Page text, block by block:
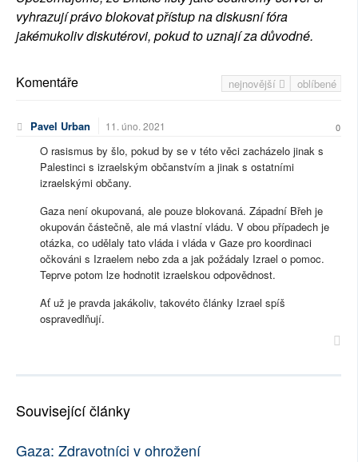
vyhrazují právo blokovat přístup na diskusní fóra
jakémukoliv diskutérovi, pokud to uznají za důvodné.
nejnovější oblíbené
Komentáře
Pavel Urban 11. úno. 2021 0
O rasismus by šlo, pokud by se v této věci zacházelo jinak s
Palestinci s izraelským občanstvím a jinak s ostatními
izraelskými občany.
Gaza není okupovaná, ale pouze blokovaná. Západní Břeh je
okupován částečně, ale má vlastní vládu. V obou případech je
otázka, co udělaly tato vláda i vláda v Gaze pro koordinaci
očkováni s Izraelem nebo zda a jak požádaly Izrael o pomoc.
Teprve potom lze hodnotit izraelskou odpovědnost.
Ať už je pravda jakákoliv, takovéto články Izrael spíš
ospravedlňují.
Související články
Gaza: Zdravotníci v ohrožení